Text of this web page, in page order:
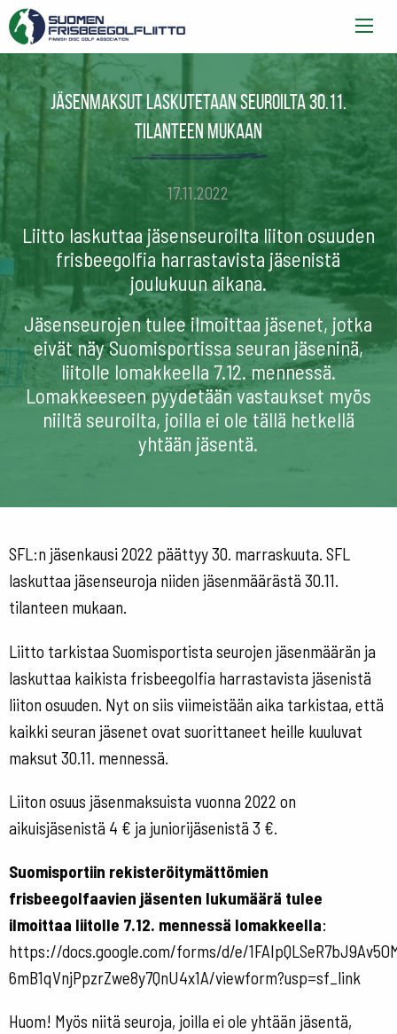
Jäsenmaksut laskutetaan seuroilta 30.11.
tilanteen mukaan
17.11.2022
Liitto laskuttaa jäsenseuroilta liiton osuuden
frisbeegolfia harrastavista jäsenistä
joulukuun aikana.
Jäsenseurojen tulee ilmoittaa jäsenet, jotka
eivät näy Suomisportissa seuran jäseninä,
liitolle lomakkeella 7.12. mennessä.
Lomakkeeseen pyydetään vastaukset myös
niiltä seuroilta, joilla ei ole tällä hetkellä
yhtään jäsentä.
SFL:n jäsenkausi 2022 päättyy 30. marraskuuta. SFL
laskuttaa jäsenseuroja niiden jäsenmäärästä 30.11.
tilanteen mukaan.
Liitto tarkistaa Suomisportista seurojen jäsenmäärän ja
laskuttaa kaikista frisbeegolfia harrastavista jäsenistä
liiton osuuden. Nyt on siis viimeistään aika tarkistaa, että
kaikki seuran jäsenet ovat suorittaneet heille kuuluvat
maksut 30.11. mennessä.
Liiton osuus jäsenmaksuista vuonna 2022 on
aikuisjäsenistä 4 € ja juniorijäsenistä 3 €.
Suomisportiin rekisteröitymättömien
frisbeegolfaavien jäsenten lukumäärä tulee
ilmoittaa liitolle 7.12. mennessä lomakkeella:
https://docs.google.com/forms/d/e/
6mB1qVnjPpzrZwe8y7QnU4x1A/viewform?usp=sf_link
Huom! Myös niitä seuroja, joilla ei ole yhtään jäsentä,